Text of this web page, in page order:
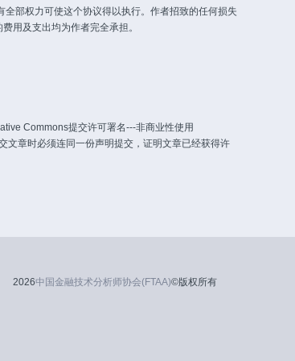
部权力可使这个协议得以执行。作者招致的任何损失
用及支出均为作者完全承担。
Commons提交许可署名---非商业性使用
文章时必须连同一份声明提交，证明文章已经获得许
2026中国金融技术分析师协会(FTAA)©版权所有